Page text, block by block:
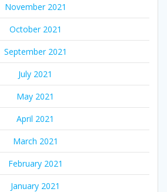
November 2021
October 2021
September 2021
July 2021
May 2021
April 2021
March 2021
February 2021
January 2021